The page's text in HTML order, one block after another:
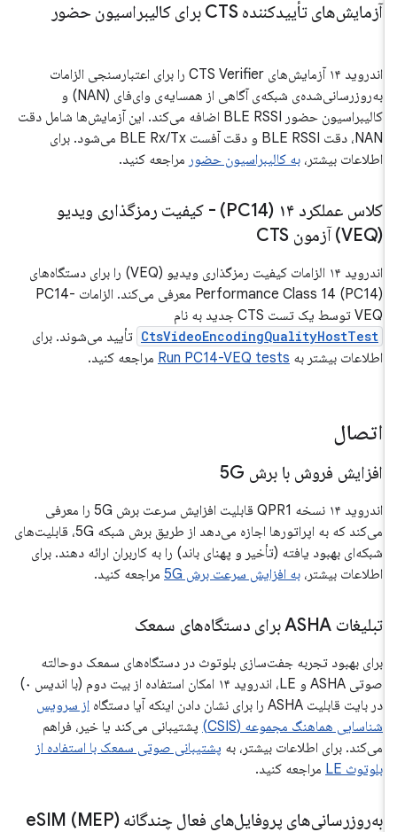
آزمایش‌های تأییدکننده CTS برای کالیبراسیون حضور
اندروید ۱۴ آزمایش‌های CTS Verifier را برای اعتبارسنجی الزامات
به‌روزرسانی‌شده‌ی شبکه‌ی آگاهی از همسایه‌ی وای‌فای (NAN) و
کالیبراسیون حضور BLE RSSI اضافه می‌کند. این آزمایش‌ها شامل دقت
NAN، دقت BLE RSSI و دقت آفست BLE Rx/Tx می‌شود. برای
اطلاعات بیشتر،به کالیبراسیون حضورمراجعه کنید.
کلاس عملکرد ۱۴ (PC14) - کیفیت رمزگذاری ویدیو
اندروید ۱۴ الزامات کیفیت رمزگذاری ویدیو (VEQ) را برای دستگاه‌های
Performance Class 14 (PC14) معرفی می‌کند. الزامات PC14-
VEQ توسط یک تست CTS جدید به نام
CtsVideoEncodingQualityHostTest تأیید می‌شوند. برای
اطلاعات بیشتر بهRun PC14-VEQ testsمراجعه کنید.
اتصال
افزایش فروش با برش 5G
اندروید ۱۴ نسخه QPR1 قابلیت افزایش سرعت برش 5G را معرفی
می‌کند که به اپراتورها اجازه می‌دهد از طریق برش شبکه 5G، قابلیت‌های
شبکه‌ای بهبود یافته (تأخیر و پهنای باند) را به کاربران ارائه دهند. برای
اطلاعات بیشتر،به افزایش سرعت برش 5G مراجعه کنید.
تبلیغات ASHA برای دستگاه‌های سمعک
برای بهبود تجربه جفت‌سازی بلوتوث در دستگاه‌های سمعک دوحالته
صوتی ASHA و LE، اندروید ۱۴ امکان استفاده از بیت دوم (با اندیس ۰)
در بایت قابلیت ASHA را برای نشان دادن اینکه آیا دستگاه
از سرویس
شناسایی هماهنگ مجموعه (CSIS)
پشتیبانی می‌کند یا خیر، فراهم
می‌کند. برای اطلاعات بیشتر، بهپشتیبانی صوتی سمعک با استفاده از
بلوتوث LE
مراجعه کنید.
به‌روزرسانی‌های پروفایل‌های فعال چندگانه eSIM (MEP)